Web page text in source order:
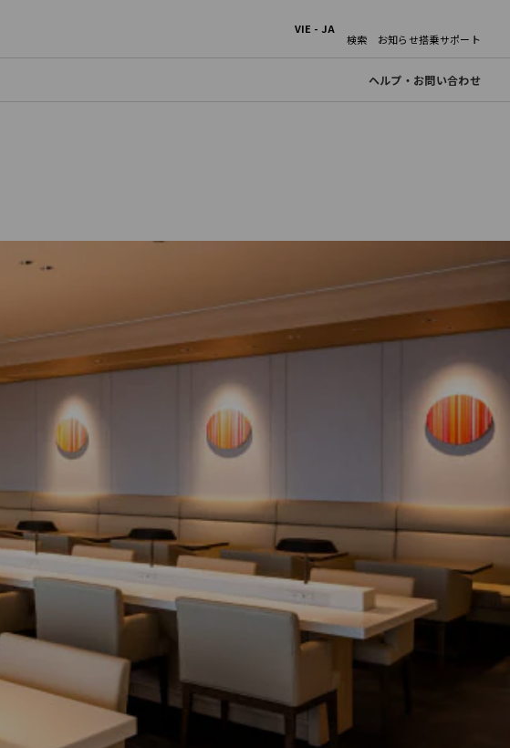
VIE - JA
検索 お知らせ搭乗サポート
ヘルプ・お問い合わせ